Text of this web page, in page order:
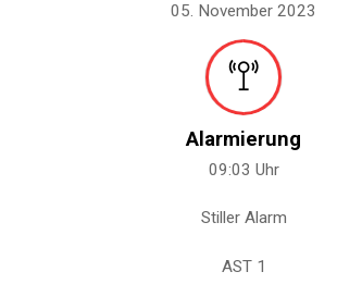
05. November 2023
Alarmierung
09:03 Uhr
Stiller Alarm
AST 1